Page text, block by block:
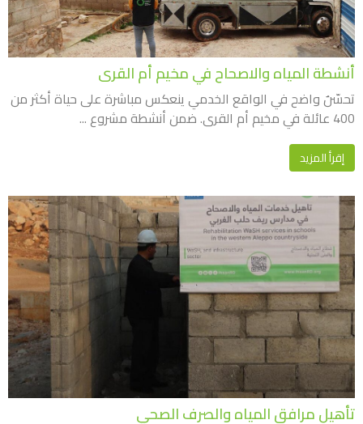
أنشطة المياه والاصحاح في مخيم أم القرى
تحسّنٌ واضح في الواقع الخدمي ينعكس مباشرة على حياة أكثر من
400 عائلة في مخيم أم القرى. ضمن أنشطة مشروع ...
إقرأ المزيد
تأهيل مرافق المياه والصرف الصحي